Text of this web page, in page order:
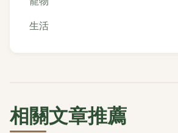
生活
相關文章推薦